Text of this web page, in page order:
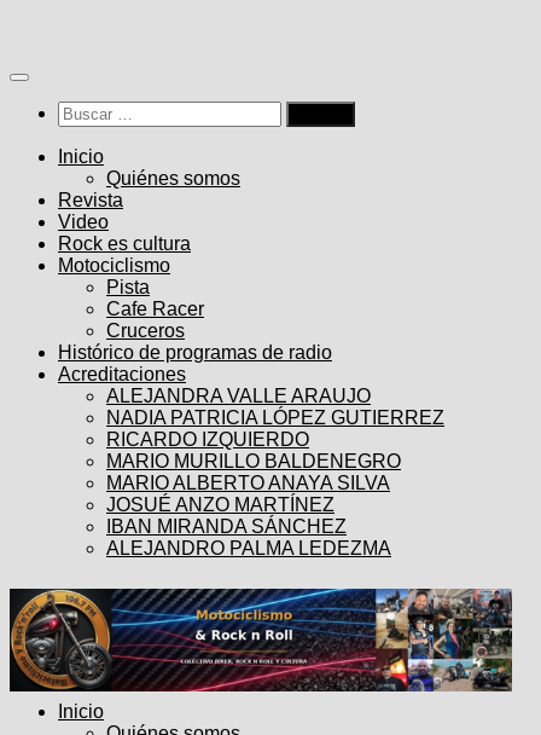
contenido
Buscar:
Inicio
Quiénes somos
Revista
Video
Rock es cultura
Motociclismo
Pista
Cafe Racer
Cruceros
Histórico de programas de radio
Acreditaciones
ALEJANDRA VALLE ARAUJO
NADIA PATRICIA LÓPEZ GUTIERREZ
RICARDO IZQUIERDO
MARIO MURILLO BALDENEGRO
MARIO ALBERTO ANAYA SILVA
JOSUÉ ANZO MARTÍNEZ
IBAN MIRANDA SÁNCHEZ
ALEJANDRO PALMA LEDEZMA
Inicio